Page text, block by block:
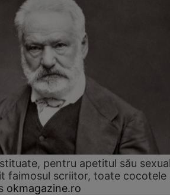
pentru apetitul său
faimosul scriitor, toate cocotele
okmagazine.ro